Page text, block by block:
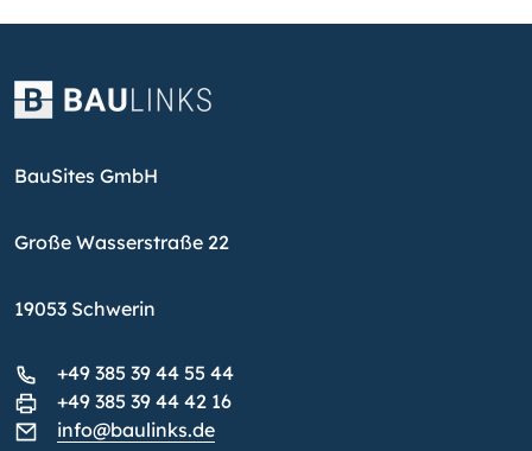
BauSites GmbH
Große Wasserstraße 22
19053 Schwerin
+49 385 39 44 55 44
+49 385 39 44 42 16
info@baulinks.de